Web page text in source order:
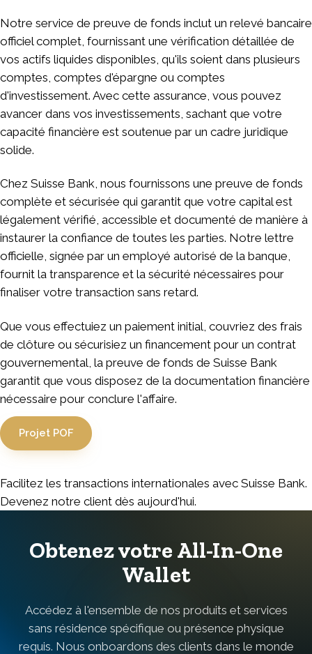
Notre service de preuve de fonds inclut un relevé bancaire
officiel complet, fournissant une vérification détaillée de
vos actifs liquides disponibles, qu'ils soient dans plusieurs
comptes, comptes d'épargne ou comptes
d'investissement. Avec cette assurance, vous pouvez
avancer dans vos investissements, sachant que votre
capacité financière est soutenue par un cadre juridique
solide.
Chez Suisse Bank, nous fournissons une preuve de fonds
complète et sécurisée qui garantit que votre capital est
légalement vérifié, accessible et documenté de manière à
instaurer la confiance de toutes les parties. Notre lettre
officielle, signée par un employé autorisé de la banque,
fournit la transparence et la sécurité nécessaires pour
finaliser votre transaction sans retard.
Que vous effectuiez un paiement initial, couvriez des frais
de clôture ou sécurisiez un financement pour un contrat
gouvernemental, la preuve de fonds de Suisse Bank
garantit que vous disposez de la documentation financière
nécessaire pour conclure l'affaire.
Projet POF
Facilitez les transactions internationales avec Suisse Bank.
Devenez notre client dès aujourd'hui.
Obtenez votre All-In-One
Wallet
Accédez à l'ensemble de nos produits et services
sans résidence spécifique ou présence physique
requis. Nous onboardons des clients dans le monde